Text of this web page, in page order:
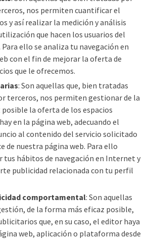
nos permiten cuantificar el
y así realizar la medición y análisis
que hacen los usuarios del
ello se analiza tu navegación en
con el fin de mejorar la oferta de
que le ofrecemos.
: Son aquellas que, bien tratadas
terceros, nos permiten gestionar de la
la oferta de los espacios
en la página web, adecuando el
al contenido del servicio solicitado
de nuestra página web. Para ello
tus hábitos de navegación en Internet y
publicidad relacionada con tu perfil
comportamental: Son aquellas
de la forma más eficaz posible,
que, en su caso, el editor haya
web, aplicación o plataforma desde